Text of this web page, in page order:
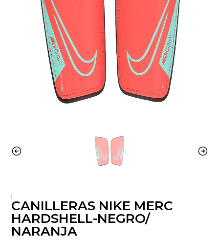
|
CANILLERAS NIKE MERC
HARDSHELL-NEGRO/
NARANJA